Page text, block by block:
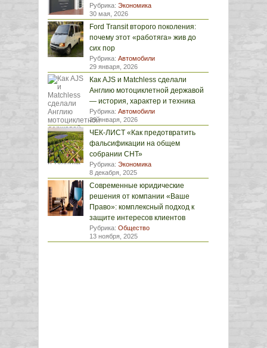
Рубрика: Экономика
30 мая, 2026
Ford Transit второго поколения:
почему этот «работяга» жив до
сих пор
Рубрика: Автомобили
29 января, 2026
Как AJS и Matchless сделали
Англию мотоциклетной державой
— история, характер и техника
Рубрика: Автомобили
29 января, 2026
ЧЕК-ЛИСТ «Как предотвратить
фальсификации на общем
собрании СНТ»
Рубрика: Экономика
8 декабря, 2025
Современные юридические
решения от компании «Ваше
Право»: комплексный подход к
защите интересов клиентов
Рубрика: Общество
13 ноября, 2025